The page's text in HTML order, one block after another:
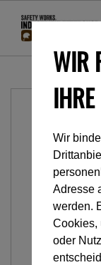
WIR
Wir
Adresse
werden.
Cookies,
oder